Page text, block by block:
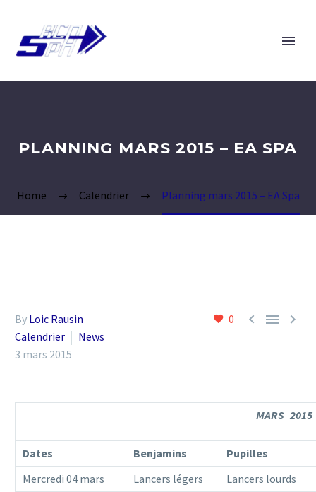
PLANNING MARS 2015 – EA SPA
Home Calendrier Planning mars 2015 – EA Spa
0   
By Loic Rausin
Calendrier
News
3 mars 2015
MARS
Dates Benjamins
Pupilles
Mercredi 04 mars
Lancers légers
Lancers lourds